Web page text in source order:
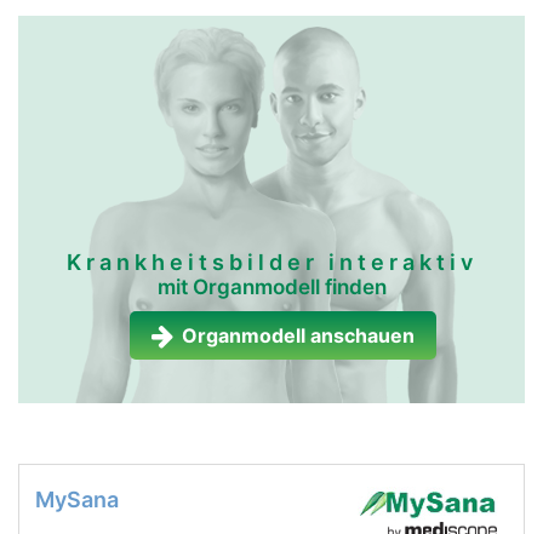
Krankheitsbilder interaktiv
mit Organmodell finden
Organmodell anschauen
MySana